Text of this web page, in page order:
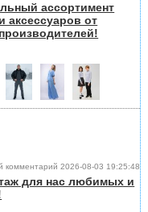
ассортимент
аксессуаров от
комментарий 2026-08-03 19:25:48
для нас любимых и